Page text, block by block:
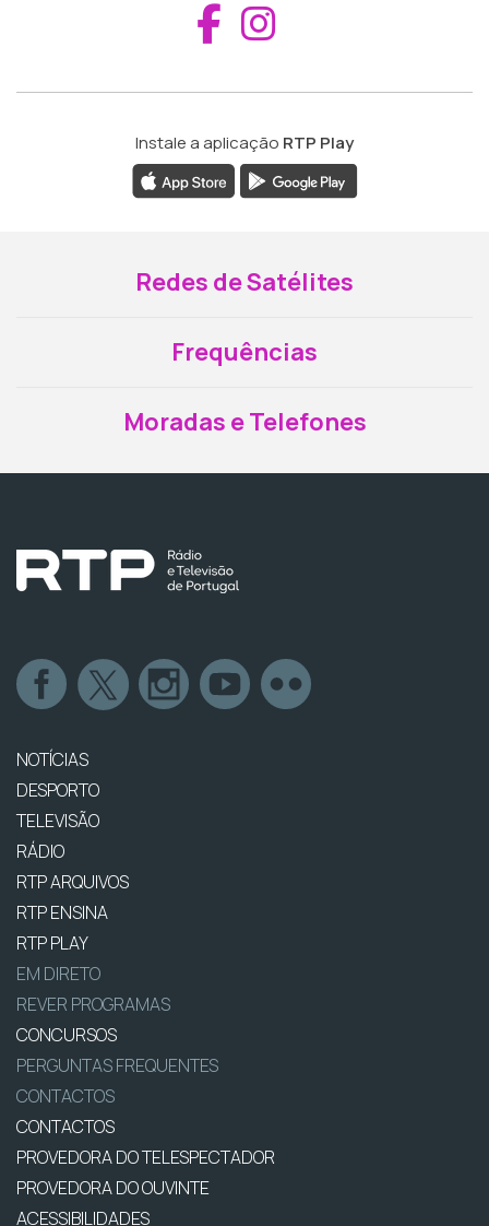
Aceder ao
Instale a aplicação RTP Play
Redes de Satélites
Frequências
Moradas e Telefones
NOTÍCIAS
DESPORTO
TELEVISÃO
RÁDIO
RTP ARQUIVOS
RTP ENSINA
RTP PLAY
EM DIRETO
REVER PROGRAMAS
CONCURSOS
PERGUNTAS FREQUENTES
CONTACTOS
CONTACTOS
PROVEDORA DO TELESPECTADOR
PROVEDORA DO OUVINTE
ACESSIBILIDADES